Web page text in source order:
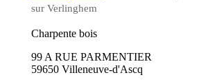
sur Verlinghem
Charpente bois
99 A RUE PARMENTIER
59650 Villeneuve-d'Ascq